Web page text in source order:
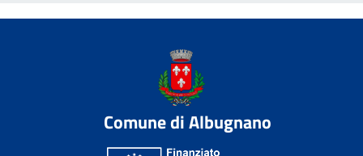
Comune di Albugnano